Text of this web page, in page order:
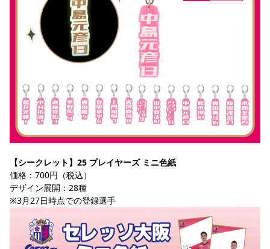
【シークレット】25 プレイヤーズ ミニ色紙
価格：700円（税込）
デザイン展開：28種
※3月27日時点での登録選手